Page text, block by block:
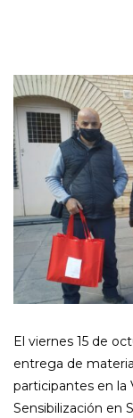
El viernes 15 de
entrega de
participantes en la
Sensibilización en